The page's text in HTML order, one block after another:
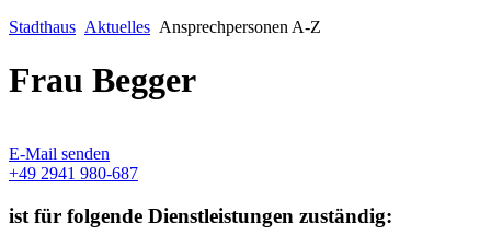
Stadthaus Aktuelles Ansprechpersonen A-Z
Frau Begger
E-Mail senden
+49 2941 980-687
ist für folgende Dienstleistungen zuständig: